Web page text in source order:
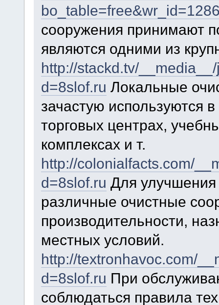
сооружения принимают
являются одними из
http://stackd.tv/
d=8slof.ru Локальные
зачастую используются
торговых центрах,
комплексах и т.
http://colonialfacts.com/
d=8slof.ru Для
различные очист­ные
производительности,
местных условий.
http://textronhavoc.com/
d=8slof.ru При
соблюдаться правила